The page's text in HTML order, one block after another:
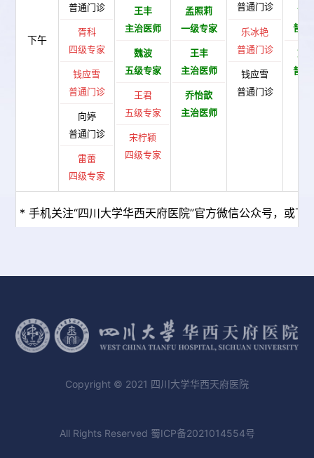
下午
普通门诊
胥科
四级专家
钱应雪
普通门诊
向婷
普通门诊
雷蕾
四级专家
王丰
主治医师
魏波
五级专家
王君
五级专家
宋柠颖
四级专家
孟照莉
一级专家
王丰
主治医师
乔怡歆
主治医师
普通门诊
乐冰艳
普通门诊
钱应雪
普通门诊
谢
普通
刘
普通
* 手机关注“四川大学华西天府医院”官方微信公众号，或下
Copyright © 2021 四川大学华西天府医院
All Rights Reserved 蜀ICP备2021014554号